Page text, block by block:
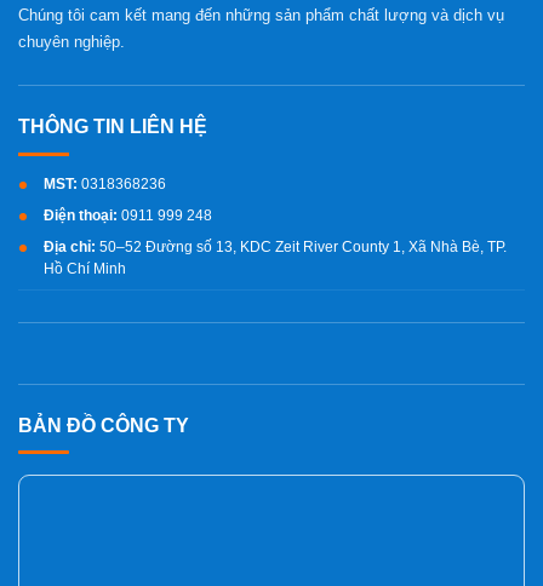
BẢN ĐỒ CÔNG TY
Chúng tôi cam kết mang đến những sản phẩm chất lượng và dịch vụ
chuyên nghiệp.
MST: 0318368236
Điện thoại: 0911 999 248
Địa chỉ: 50–52 Đường số 13, KDC Zeit River County 1, Xã Nhà Bè, TP.
Hồ Chí Minh